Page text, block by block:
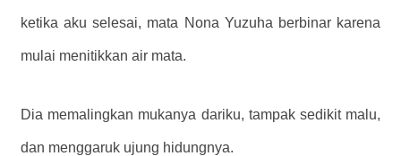
ketika aku selesai, mata Nona Yuzuha berbinar karena
mulai menitikkan air mata.
Dia memalingkan mukanya dariku, tampak sedikit malu,
dan menggaruk ujung hidungnya.